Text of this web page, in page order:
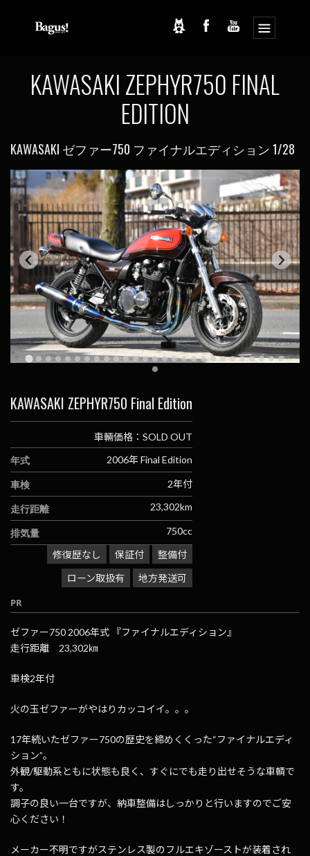
KAWASAKI ZEPHYR750 FINAL
EDITION
KAWASAKI ゼファー750 ファイナルエディション 1/28
KAWASAKI ZEPHYR750 Final Edition
車輛価格：SOLD OUT
年式 2006年 Final Edition
車検 2年付
走行距離 23,302km
排気量
750cc
整備付
保証付
修復歴なし
地方発送可
ローン取扱有
PR
ゼファー750 2006年式 『ファイナルエディション』
走行距離 23,302㎞
車検2年付
火の玉ゼファーがやはりカッコイイ。。。
17年続いたゼファー750の歴史を締めくくった“ファイナルエディ
ション”。
外観/駆動系ともに状態も良く、すぐにでも走り出せそうな車輌で
す。
調子の良い一台ですが、納車整備はしっかりと行いますのでご安
心ください！
メーカー不明ですがステンレス製のフルエキゾーストが装着され